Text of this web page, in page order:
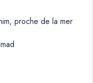
proche de la mer